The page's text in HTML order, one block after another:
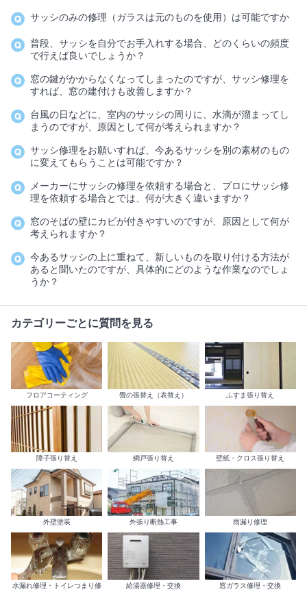
サッシのみの修理（ガラスは元のものを使用）は可能ですか
普段、サッシを自分でお手入れする場合、どのくらいの頻度
で行えば良いでしょうか？
窓の鍵がかからなくなってしまったのですが、サッシ修理を
すれば、窓の建付けも改善しますか？
台風の日などに、室内のサッシの周りに、水滴が溜まってし
まうのですが、原因として何が考えられますか？
サッシ修理をお願いすれば、今あるサッシを別の素材のもの
に変えてもらうことは可能ですか？
メーカーにサッシの修理を依頼する場合と、プロにサッシ修
理を依頼する場合とでは、何が大きく違いますか？
窓のそばの壁にカビが付きやすいのですが、原因として何が
考えられますか？
今あるサッシの上に重ねて、新しいものを取り付ける方法が
あると聞いたのですが、具体的にどのような作業なのでしょ
うか？
カテゴリーごとに質問を見る
フロアコーティング 畳の張替え（表替え） ふすま張り替え
障子張り替え 網戸張り替え 壁紙・クロス張り替え
外壁塗装 外張り断熱工事 雨漏り修理
水漏れ修理・トイレつまり修
給湯器修理・交換 窓ガラス修理・交換